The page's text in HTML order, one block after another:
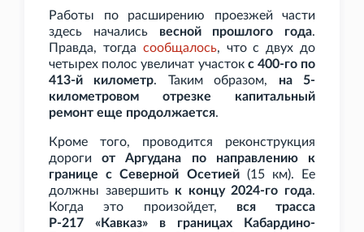
Работы по расширению проезжей части
здесь начались весной прошлого года.
Правда, тогда сообщалось, что с двух до
четырех полос увеличат участок с 400-го по
413-й километр. Таким образом, на 5-
километровом отрезке капитальный
ремонт еще продолжается.
Кроме того, проводится реконструкция
дорогиот Аргудана по направлению к
границе с Северной Осетией(15
км). Ее
должны завершить к концу 2024-го года.
Когда это произойдет, вся трасса
Р-217
«Кавказ» в границах Кабардино-